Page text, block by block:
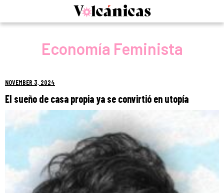
Economía Feminista
NOVEMBER 3, 2024
El sueño de casa propia ya se convirtió en utopía